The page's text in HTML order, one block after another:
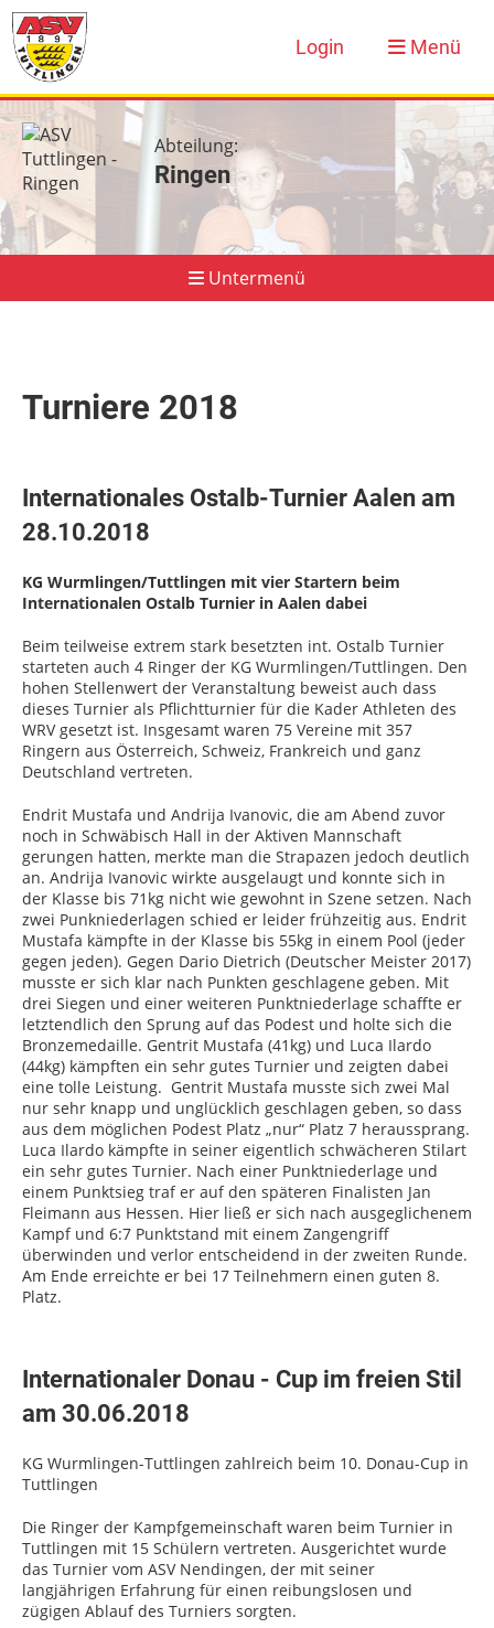
Login Menü
Abteilung:
Ringen
Untermenü
Trainingsplan & Termine
Mediathek
Turniere 2019
Turniere 2018
Landesliga 2018
Turniere 2018
Internationales Ostalb-Turnier Aalen am
28.10.2018
KG Wurmlingen/Tuttlingen mit vier Startern beim
Internationalen Ostalb Turnier in Aalen dabei
Beim teilweise extrem stark besetzten int. Ostalb Turnier
starteten auch 4 Ringer der KG Wurmlingen/Tuttlingen. Den
hohen Stellenwert der Veranstaltung beweist auch dass
dieses Turnier als Pflichtturnier für die Kader Athleten des
WRV gesetzt ist. Insgesamt waren 75 Vereine mit 357
Ringern aus Österreich, Schweiz, Frankreich und ganz
Deutschland vertreten.
Endrit Mustafa und Andrija Ivanovic, die am Abend zuvor
noch in Schwäbisch Hall in der Aktiven Mannschaft
gerungen hatten, merkte man die Strapazen jedoch deutlich
an. Andrija Ivanovic wirkte ausgelaugt und konnte sich in
der Klasse bis 71kg nicht wie gewohnt in Szene setzen. Nach
zwei Punkniederlagen schied er leider frühzeitig aus. Endrit
Mustafa kämpfte in der Klasse bis 55kg in einem Pool (jeder
gegen jeden). Gegen Dario Dietrich (Deutscher Meister 2017)
musste er sich klar nach Punkten geschlagene geben. Mit
drei Siegen und einer weiteren Punktniederlage schaffte er
letztendlich den Sprung auf das Podest und holte sich die
Bronzemedaille. Gentrit Mustafa (41kg) und Luca Ilardo
(44kg) kämpften ein sehr gutes Turnier und zeigten dabei
eine tolle Leistung. Gentrit Mustafa musste sich zwei Mal
nur sehr knapp und unglücklich geschlagen geben, so dass
aus dem möglichen Podest Platz „nur“ Platz 7 heraussprang.
Luca Ilardo kämpfte in seiner eigentlich schwächeren Stilart
ein sehr gutes Turnier. Nach einer Punktniederlage und
einem Punktsieg traf er auf den späteren Finalisten Jan
Fleimann aus Hessen. Hier ließ er sich nach ausgeglichenem
Kampf und 6:7 Punktstand mit einem Zangengriff
überwinden und verlor entscheidend in der zweiten Runde.
Am Ende erreichte er bei 17 Teilnehmern einen guten 8.
Platz.
Internationaler Donau - Cup im freien Stil
am 30.06.2018
KG Wurmlingen-Tuttlingen zahlreich beim 10. Donau-Cup in
Tuttlingen
Die Ringer der Kampfgemeinschaft waren beim Turnier in
Tuttlingen mit 15 Schülern vertreten. Ausgerichtet wurde
das Turnier vom ASV Nendingen, der mit seiner
langjährigen Erfahrung für einen reibungslosen und
zügigen Ablauf des Turniers sorgten.